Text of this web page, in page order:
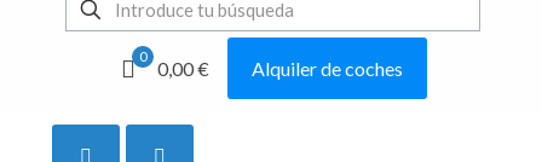
0
0,00 € Alquiler de coches